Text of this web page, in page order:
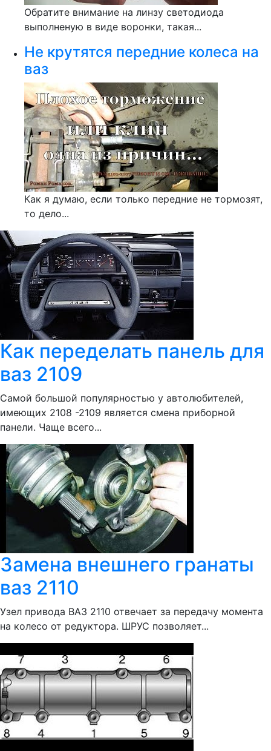
Обратите внимание на линзу светодиода
выполненую в виде воронки, такая...
Не крутятся передние колеса на
ваз
Как я думаю, если только передние не тормозят,
то дело...
Как переделать панель для
ваз 2109
Самой большой популярностью у автолюбителей,
имеющих 2108 -2109 является смена приборной
панели. Чаще всего...
Замена внешнего гранаты
ваз 2110
Узел привода ВАЗ 2110 отвечает за передачу момента
на колесо от редуктора. ШРУС позволяет...